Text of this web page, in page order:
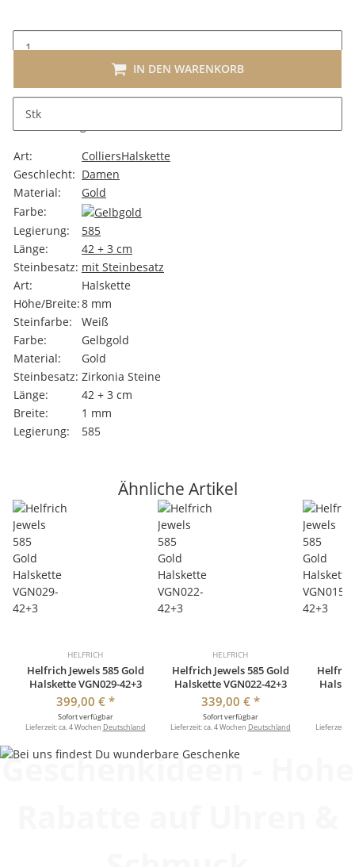
Stk
IN DEN WARENKORB
Art:
ColliersHalskette
Geschlecht: Damen
Material:
Gold
Farbe:
Legierung:
585
Länge:
42 + 3 cm
Steinbesatz: mit Steinbesatz
Art:
Halskette
Höhe/Breite:8 mm
Steinfarbe:
Weiß
Farbe:
Gelbgold
Material:
Gold
Steinbesatz: Zirkonia Steine
Länge:
42 + 3 cm
Breite:
1 mm
Legierung:
585
Ähnliche Artikel
HELFRICH
Helfrich Jewels 585 Gold
Halskette VGN029-42+3
399,00 € *
Sofort verfügbar
Lieferzeit:ca. 4 Wochen Deutschland
HELFRICH
Helfrich Jewels 585 Gold
Halskette VGN022-42+3
339,00 € *
Sofort verfügbar
Lieferzeit:ca. 4 Wochen Deutschland
Lieferzeit:
Geschenkideen - Hohe